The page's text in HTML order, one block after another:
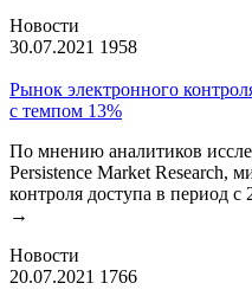
Новости
30.07.2021 1958
Рынок электронного
с темпом 13%
По мнению аналитиков
Persistence Market Research,
контроля доступа в период
→
Новости
20.07.2021 1766